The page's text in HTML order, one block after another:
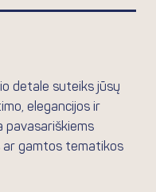
detale suteiks jūsų
elegancijos ir
pavasariškiems
ar gamtos tematikos